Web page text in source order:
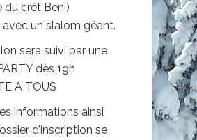
du crêt Beni)
avec un slalom géant.
sera suivi par une
dès 19h
A TOUS
informations ainsi
d’inscription se